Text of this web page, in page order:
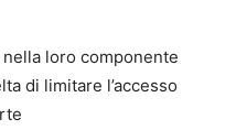
loro componente
di limitare l’accesso